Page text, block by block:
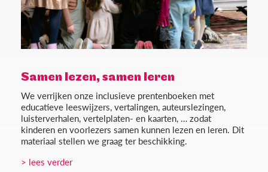
Samen lezen, samen leren
We verrijken onze inclusieve prentenboeken met
educatieve leeswijzers, vertalingen, auteurslezingen,
luisterverhalen, vertelplaten- en kaarten, … zodat
kinderen en voorlezers samen kunnen lezen en leren. Dit
materiaal stellen we graag ter beschikking.
> lees verder